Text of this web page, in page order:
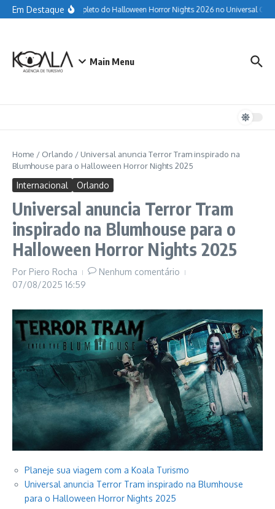
Ir para o conteúdo
Em DestaqueGuia completo do Halloween Horror Nights 2026 no Universal
Main Menu
Home / Orlando / Universal anuncia Terror Tram inspirado na
Blumhouse para o Halloween Horror Nights 2025
Internacional Orlando
Universal anuncia Terror Tram
inspirado na Blumhouse para o
Halloween Horror Nights 2025
Por Piero Rocha
Nenhum comentário
07/08/2025 16:59
Planeje sua viagem com a Koala Turismo
Universal anuncia Terror Tram inspirado na Blumhouse
para o Halloween Horror Nights 2025